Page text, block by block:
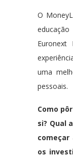
O
uma
pessoais.
Como
si? Qual
começar
os